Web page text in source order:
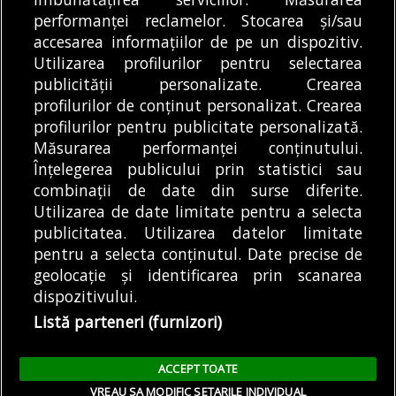
lucrări de modernizare. Apa Nova anunță
zonele cu probleme
MODIFICĂ SETĂRILE COOKIES
© Copyright 2025 - Buletin de București.
Găzduit dePresslabs.com. Powered by TRS Design.
Despre
Noi
Media
Kit
Politică De
Confidențialitate
Cookie
Policy (EU)
Cookie
Policy
Tweet
Facebook
Share this selection
Tweet
performanței reclamelor. Stocarea și/sau
accesarea informațiilor de pe un dispozitiv.
Utilizarea profilurilor pentru selectarea
publicității personalizate. Crearea
profilurilor de conținut personalizat. Crearea
profilurilor pentru publicitate personalizată.
Măsurarea performanței conținutului.
Înțelegerea publicului prin statistici sau
combinații de date din surse diferite.
Utilizarea de date limitate pentru a selecta
publicitatea. Utilizarea datelor limitate
pentru a selecta conținutul. Date precise de
geolocație și identificarea prin scanarea
dispozitivului.
Listă parteneri (furnizori)
ACCEPT TOATE
VREAU SA MODIFIC SETARILE INDIVIDUAL